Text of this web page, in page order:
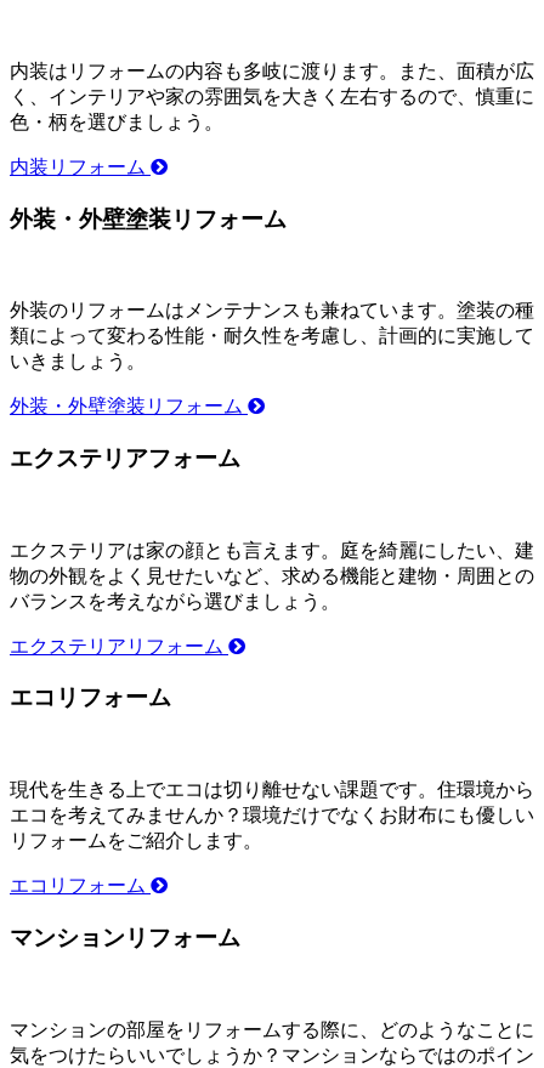
内装はリフォームの内容も多岐に渡ります。また、面積が広
く、インテリアや家の雰囲気を大きく左右するので、慎重に
色・柄を選びましょう。
内装リフォーム
外装・外壁塗装リフォーム
外装のリフォームはメンテナンスも兼ねています。塗装の種
類によって変わる性能・耐久性を考慮し、計画的に実施して
いきましょう。
外装・外壁塗装リフォーム
エクステリアフォーム
エクステリアは家の顔とも言えます。庭を綺麗にしたい、建
物の外観をよく見せたいなど、求める機能と建物・周囲との
バランスを考えながら選びましょう。
エクステリアリフォーム
エコリフォーム
現代を生きる上でエコは切り離せない課題です。住環境から
エコを考えてみませんか？環境だけでなくお財布にも優しい
リフォームをご紹介します。
エコリフォーム
マンションリフォーム
マンションの部屋をリフォームする際に、どのようなことに
気をつけたらいいでしょうか？マンションならではのポイン